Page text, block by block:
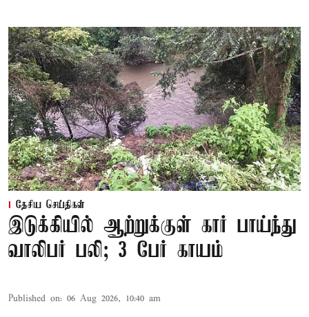
தேசிய செய்திகள்
இடுக்கியில் ஆற்றுக்குள் கார் பாய்ந்து
வாலிபர் பலி; 3 பேர் காயம்
Published on: 06 Aug 2026, 10:40 am